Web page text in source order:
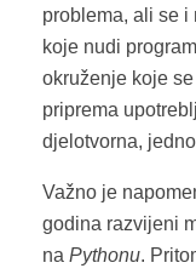
problema, ali se i
koje nudi
okruženje koje
priprema
djelotvorna,
Važno je
godina razvijeni
na Pythonu.